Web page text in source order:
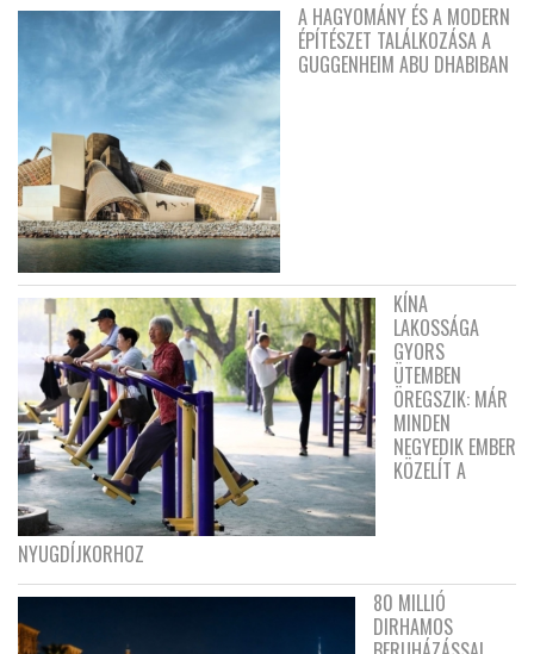
A HAGYOMÁNY ÉS A MODERN
ÉPÍTÉSZET TALÁLKOZÁSA A
GUGGENHEIM ABU DHABIBAN
KÍNA
LAKOSSÁGA
GYORS
ÜTEMBEN
ÖREGSZIK: MÁR
MINDEN
NEGYEDIK EMBER
KÖZELÍT A
NYUGDÍJKORHOZ
80 MILLIÓ
DIRHAMOS